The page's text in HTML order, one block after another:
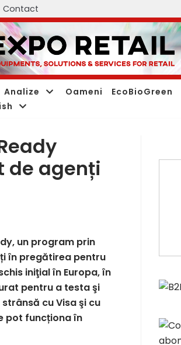
Contact
Analize Oameni EcoBioGreen
de agenți
un program prin
în pregătirea pentru
iniţial în Europa, în
pentru a testa şi
cu Visa şi cu
pot funcționa în